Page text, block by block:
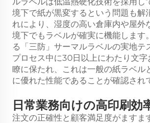
境下で紙が黒変するという問題も解
れにより、湿度の高い倉庫内や屋外
境下でもラベルが確実に機能します
る「三防」サーマルラベルの実地テ
プロセス中に30日以上にわたり文字
瞭に保たれ、これは一般の紙ラベル
に優れた性能であることが確認され
日常業務向けの高印刷効
注文の正確性と顧客満足度がますま